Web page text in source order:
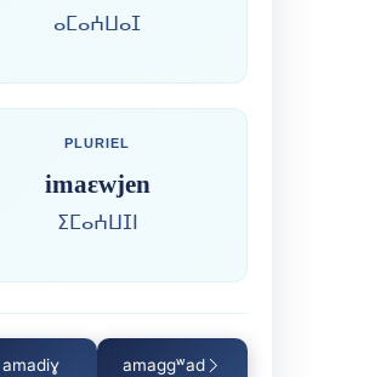
ⴰⵎⴰⵄⵡⴰⵊ
PLURIEL
imaɛwjen
ⵉⵎⴰⵄⵡⵊⵏ
amadiɣ amaggʷad